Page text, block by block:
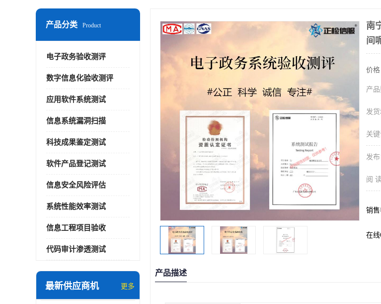
产品分类 Product
电子政务验收测评
数字信息化验收测评
应用软件系统测试
信息系统漏洞扫描
科技成果鉴定测试
软件产品登记测试
信息安全风险评估
系统性能效率测试
信息工程项目验收
代码审计渗透测试
最新供应商机 更多
南
间
价格
产品
发货
关键
发布
阅
销售
在线
产品描述